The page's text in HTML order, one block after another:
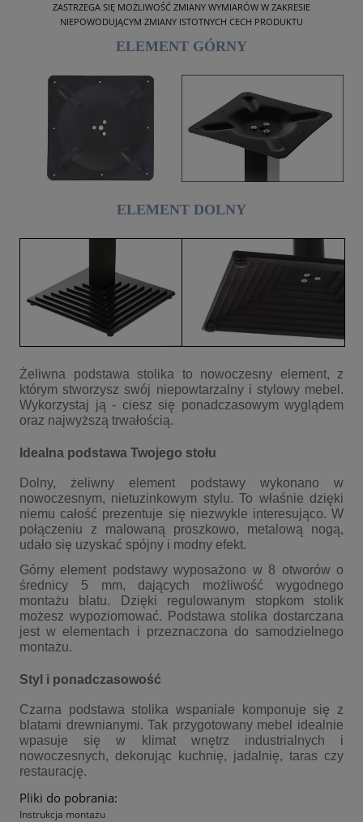
ZASTRZEGA SIĘ MOŻLIWOŚĆ ZMIANY WYMIARÓW W ZAKRESIE
NIEPOWODUJĄCYM ZMIANY ISTOTNYCH CECH PRODUKTU
ELEMENT GÓRNY
ELEMENT DOLNY
Żeliwna podstawa stolika to nowoczesny element, z
którym stworzysz swój niepowtarzalny i stylowy mebel.
Wykorzystaj ją - ciesz się ponadczasowym wyglądem
oraz najwyższą trwałością.
Idealna podstawa Twojego stołu
Dolny, żeliwny element podstawy wykonano w
nowoczesnym, nietuzinkowym stylu. To właśnie dzięki
niemu całość prezentuje się niezwykle interesująco. W
połączeniu z malowaną proszkowo, metalową nogą,
udało się uzyskać spójny i modny efekt.
Górny element podstawy wyposażono w 8 otworów o
średnicy 5 mm, dających możliwość wygodnego
montażu blatu. Dzięki regulowanym stopkom stolik
możesz wypoziomować. Podstawa stolika dostarczana
jest w elementach i przeznaczona do samodzielnego
montażu.
Styl i ponadczasowość
Czarna podstawa stolika wspaniale komponuje się z
blatami drewnianymi. Tak przygotowany mebel idealnie
wpasuje się w klimat wnętrz industrialnych i
nowoczesnych, dekorując kuchnię, jadalnię, taras czy
restaurację.
Pliki do pobrania:
Instrukcja montażu